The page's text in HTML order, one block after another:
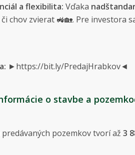
a flexibilita: Vďaka
chov zvierat 🚜🏡. Pre investora
►https://bit.ly/PredajHrabkov◄
o stavbe a
pozemkov tvorí až 3